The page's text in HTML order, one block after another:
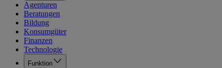
Agenturen
Beratungen
Bildung
Konsumgüter
Finanzen
Technologie
Funktion